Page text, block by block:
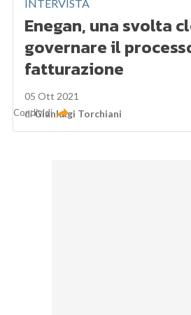
INTERVISTA
Enegan, una svolta
governare il
fatturazione
05 Ott 2021
diGianluigi Torchiani
Condividi